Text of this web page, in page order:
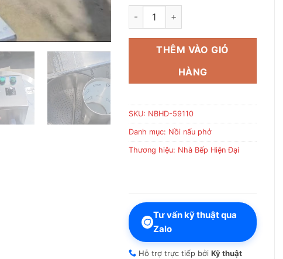
Nồi nấu phở 80 Lít số lượng
THÊM VÀO GIỎ
HÀNG
SKU: NBHD-59110
Danh mục: Nồi nấu phở
Thương hiệu: Nhà Bếp Hiện Đại
Tư vấn kỹ thuật qua
Zalo
Hỗ trợ trực tiếp bởi Kỹ thuật